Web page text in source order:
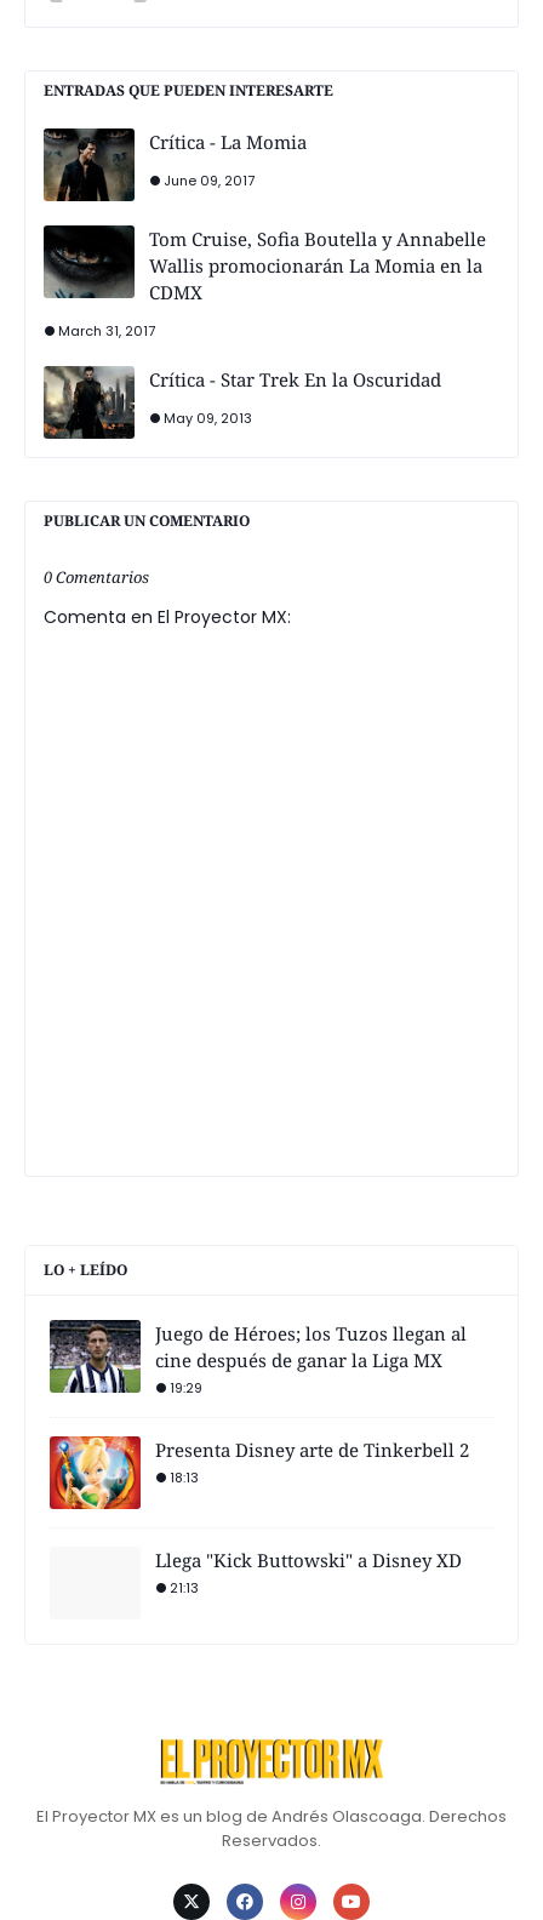
ENTRADAS QUE PUEDEN INTERESARTE
Crítica - La Momia
June 09, 2017
Tom Cruise, Sofia Boutella y Annabelle
Wallis promocionarán La Momia en la
CDMX
March 31, 2017
Crítica - Star Trek En la Oscuridad
May 09, 2013
PUBLICAR UN COMENTARIO
0 Comentarios
Comenta en El Proyector MX:
LO + LEÍDO
Juego de Héroes; los Tuzos llegan al
cine después de ganar la Liga MX
19:29
Presenta Disney arte de Tinkerbell 2
18:13
Llega "Kick Buttowski" a Disney XD
21:13
El Proyector MX es un blog de Andrés Olascoaga. Derechos
Reservados.